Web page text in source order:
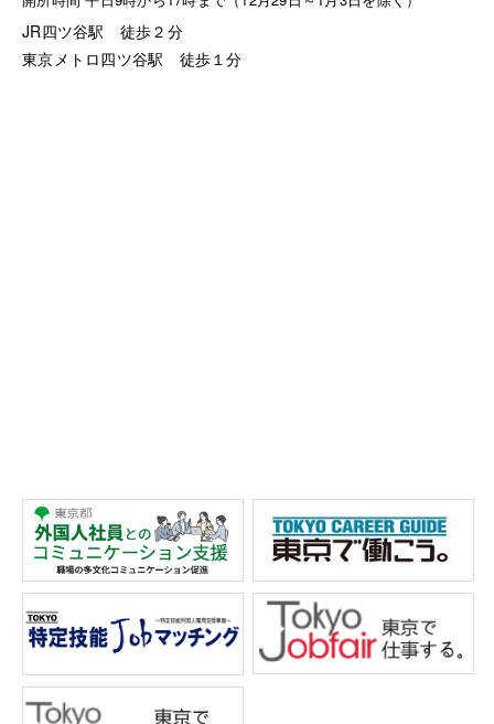
JR四ツ谷駅 徒歩２分
東京メトロ四ツ谷駅 徒歩１分